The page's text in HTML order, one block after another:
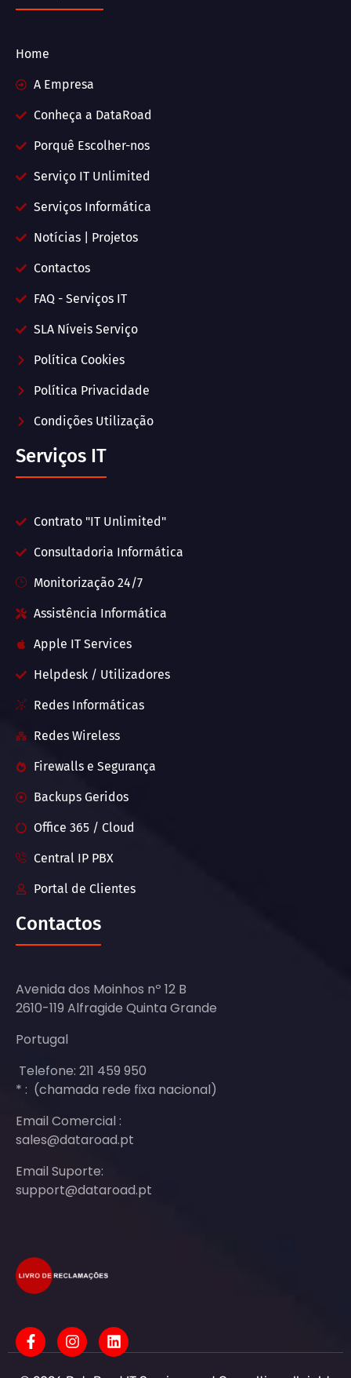
Home
A Empresa
Conheça a DataRoad
Porquê Escolher-nos
Serviço IT Unlimited
Serviços Informática
Notícias | Projetos
Contactos
FAQ - Serviços IT
SLA Níveis Serviço
Política Cookies
Política Privacidade
Condições Utilização
Serviços IT
Contrato "IT Unlimited"
Consultadoria Informática
Monitorização 24/7
Assistência Informática
Apple IT Services
Helpdesk / Utilizadores
Redes Informáticas
Redes Wireless
Firewalls e Segurança
Backups Geridos
Office 365 / Cloud
Central IP PBX
Portal de Clientes
Contactos
Avenida dos Moinhos nº 12 B
2610-119 Alfragide Quinta Grande
Portugal
Telefone: 211 459 950
* : (chamada rede fixa nacional)
Email Comercial :
sales@dataroad.pt
Email Suporte:
support@dataroad.pt